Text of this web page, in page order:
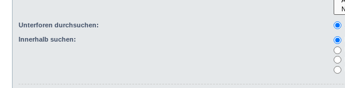
Unterforen durchsuchen:
Innerhalb suchen: